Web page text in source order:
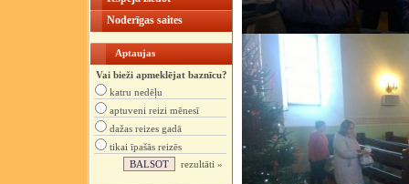
Noderīgas saites
Aptaujas
Vai bieži apmeklējat baznīcu?
katru nedēļu
aptuveni reizi mēnesī
dažas reizes gadā
tikai īpašās reizēs
rezultāti »